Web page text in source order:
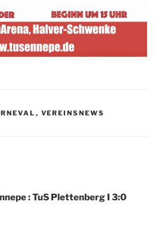
, VEREINSNEWS
: TuS Plettenberg I 3:0